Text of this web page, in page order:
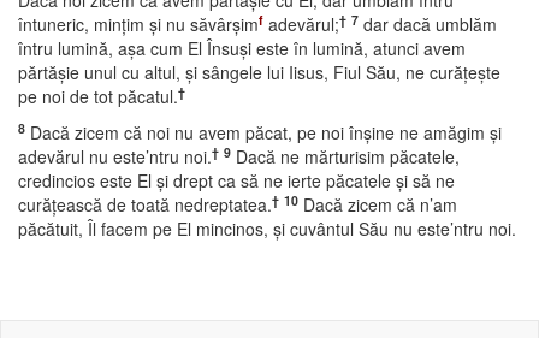
întuneric, minţim şi nu săvârşimf adevărul;† 7 dar dacă umblăm
întru lumină, aşa cum El Însuşi este în lumină, atunci avem
părtăşie unul cu altul, şi sângele lui Iisus, Fiul Său, ne curăţeşte
pe noi de tot păcatul.†
8 Dacă zicem că noi nu avem păcat, pe noi înşine ne amăgim şi
adevărul nu este’ntru noi.† 9 Dacă ne mărturisim păcatele,
credincios este El şi drept ca să ne ierte păcatele şi să ne
curăţească de toată nedreptatea.† 10 Dacă zicem că n’am
păcătuit, Îl facem pe El mincinos, şi cuvântul Său nu este’ntru noi.